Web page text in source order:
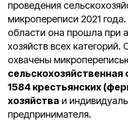
проведения
микропереписи 2021
области она прошла при
хозяйств всех категорий.
охвачены
сельскохозяйственная
1584 крестьянских
хозяйства и
предпринимателя.